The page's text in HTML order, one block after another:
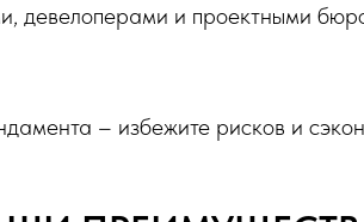
девелоперами и проектными
– избежите рисков и